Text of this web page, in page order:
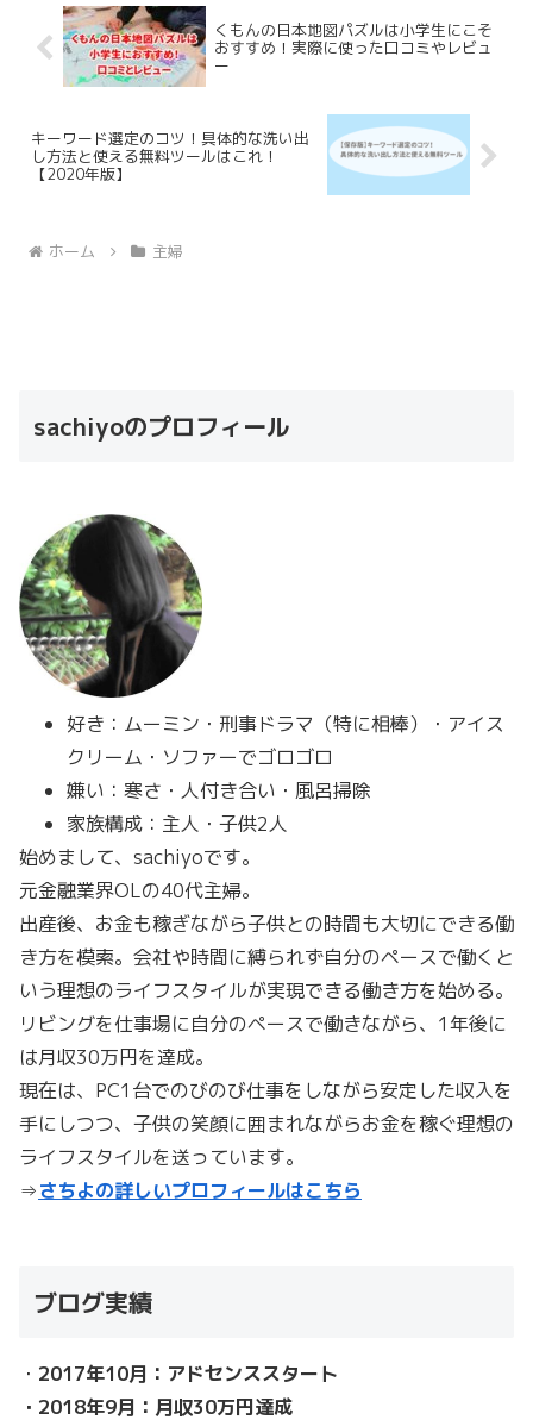
パソコン１台...
くもんの日本地図パズルは小学生にこそ
おすすめ！実際に使った口コミやレビュ
ー
キーワード選定のコツ！具体的な洗い出
し方法と使える無料ツールはこれ！
【2020年版】
ホーム 主婦
sachiyoのプロフィール
好き：ムーミン・刑事ドラマ（特に相棒）・アイス
クリーム・ソファーでゴロゴロ
嫌い：寒さ・人付き合い・風呂掃除
家族構成：主人・子供2人
始めまして、sachiyoです。
元金融業界OLの40代主婦。
出産後、お金も稼ぎながら子供との時間も大切にできる働
き方を模索。会社や時間に縛られず自分のペースで働くと
いう理想のライフスタイルが実現できる働き方を始める。
リビングを仕事場に自分のペースで働きながら、1年後に
は月収30万円を達成。
現在は、PC1台でのびのび仕事をしながら安定した収入を
手にしつつ、子供の笑顔に囲まれながらお金を稼ぐ理想の
ライフスタイルを送っています。
⇒さちよの詳しいプロフィールはこちら
ブログ実績
・ 2017年10月：アドセンススタート
・2018年9月：月収30万円達成